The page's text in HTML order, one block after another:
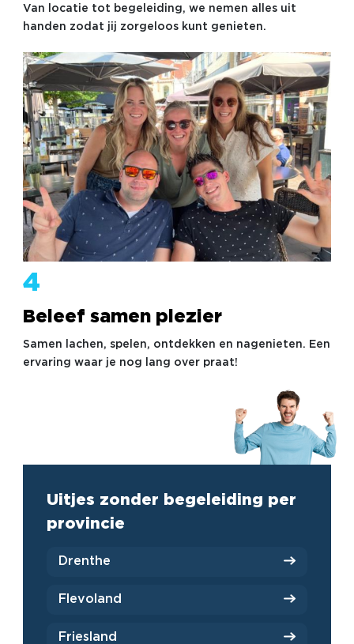
Van locatie tot begeleiding, we nemen alles uit
handen zodat jij zorgeloos kunt genieten.
4
Beleef samen plezier
Samen lachen, spelen, ontdekken en nagenieten. Een
ervaring waar je nog lang over praat!
Uitjes zonder begeleiding per
provincie
Drenthe
Flevoland
Friesland